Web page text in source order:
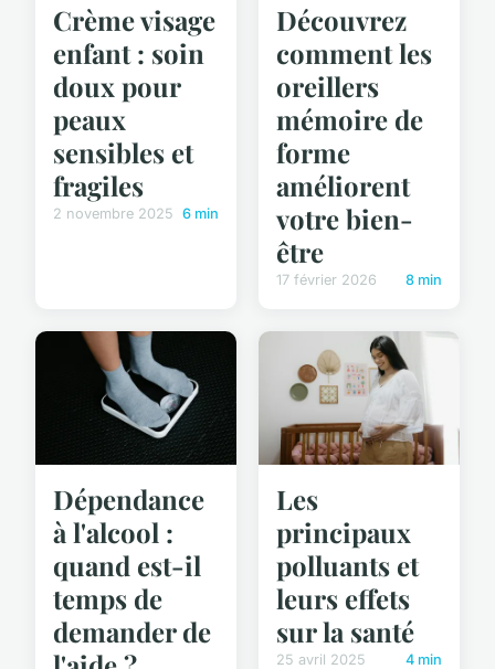
Crème visage
enfant : soin
doux pour
peaux
sensibles et
fragiles
2 novembre 2025 6 min
Découvrez
comment les
oreillers
mémoire de
forme
améliorent
votre bien-
être
17 février 2026 8 min
Dépendance
à l'alcool :
quand est-il
temps de
demander de
Les
principaux
polluants et
leurs effets
sur la santé
25 avril 2025 4 min